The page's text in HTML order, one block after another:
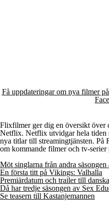
Få uppdateringar om nya filmer
Flixfilmer ger dig en översikt över
Netflix. Netflix utvidgar hela tiden
nya titlar till streamingtjänsten.
om kommande filmer och tv-
Möt singlarna från andra
En första titt på Vikings: Valhalla
Premiärdatum och trailer till
Då har tredje säsongen av Sex
Se teasern till Kastanjemannen